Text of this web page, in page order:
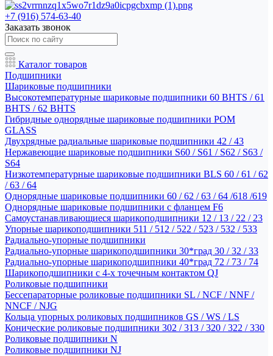
+7 (916) 574-63-40
Заказать звонок
Каталог товаров
Подшипники
Шариковые подшипники
Высокотемпературные шариковые подшипники 60 BHTS / 61
BHTS / 62 BHTS
Гибридные однорядные шариковые подшипники POM
GLASS
Двухрядные радиальные шариковые подшипники 42 / 43
Нержавеющие шариковые подшипники S60 / S61 / S62 / S63 /
S64
Низкотемпературные шариковые подшипники BLS 60 / 61 / 62
/ 63 / 64
Однорядные шариковые подшипники 60 / 62 / 63 / 64 /618 /619
Однорядные шариковые подшипники с фланцем F6
Самоустанавливающиеся шарикоподшипники 12 / 13 / 22 / 23
Упорные шарикоподшипники 511 / 512 / 522 / 523 / 532 / 533
Радиально-упорные подшипники
Радиально-упорные шарикоподшипники 30*град 30 / 32 / 33
Радиально-упорные шарикоподшипники 40*град 72 / 73 / 74
Шарикоподшипники с 4-х точечным контактом QJ
Роликовые подшипники
Бессепараторные роликовые подшипники SL / NCF / NNF /
NNCF / NJG
Кольца упорных роликовых подшипников GS / WS / LS
Конические роликовые подшипники 302 / 313 / 320 / 322 / 330
Роликовые подшипники N
Роликовые подшипники NJ